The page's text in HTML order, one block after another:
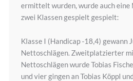
ermittelt wurden, wurde auch
zwei Klassen gespielt gespielt:
Klasse I (Handicap -18,4) gewann
Nettoschlägen. Zweitplatzierter
Nettoschlägen wurde Tobias
und vier gingen an Tobias Köppl